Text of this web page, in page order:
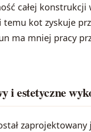
całej konstrukcji
temu kot zyskuje
ma mniej pracy
i estetyczne
zaprojektowany